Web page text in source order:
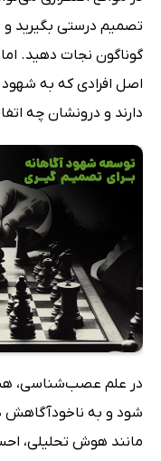
تصمیم درستی بگیرید
گوناگون نجات دهید.
اصل افرادی که به
دارند و درونشان چه
در علم عصب‌شناسی،
شود و به
مانند هوش تحلیلی،